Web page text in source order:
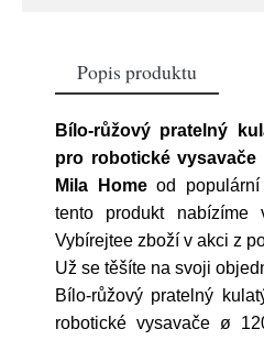
Popis produktu
Bílo-růžový pratelný
pro robotické
Mila Homeod populární
tento produkt
Vybírejtee zboží v akci z
Už se těšíte na svoji
Bílo-růžový pratelný
robotické vysavače ø